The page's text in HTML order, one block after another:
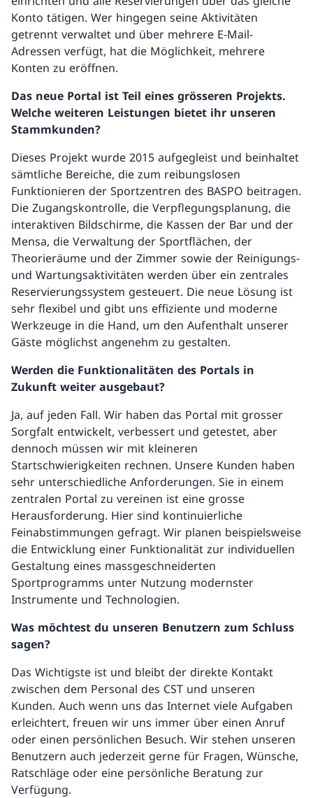
Konto tätigen. Wer hingegen seine Aktivitäten
getrennt verwaltet und über mehrere E-Mail-
Adressen verfügt, hat die Möglichkeit, mehrere
Konten zu eröffnen.
Das neue Portal ist Teil eines grösseren Projekts.
Welche weiteren Leistungen bietet ihr unseren
Stammkunden?
Dieses Projekt wurde 2015 aufgegleist und beinhaltet
sämtliche Bereiche, die zum reibungslosen
Funktionieren der Sportzentren des BASPO beitragen.
Die Zugangskontrolle, die Verpflegungsplanung, die
interaktiven Bildschirme, die Kassen der Bar und der
Mensa, die Verwaltung der Sportflächen, der
Theorieräume und der Zimmer sowie der Reinigungs-
und Wartungsaktivitäten werden über ein zentrales
Reservierungssystem gesteuert. Die neue Lösung ist
sehr flexibel und gibt uns effiziente und moderne
Werkzeuge in die Hand, um den Aufenthalt unserer
Gäste möglichst angenehm zu gestalten.
Werden die Funktionalitäten des Portals in
Zukunft weiter ausgebaut?
Ja, auf jeden Fall. Wir haben das Portal mit grosser
Sorgfalt entwickelt, verbessert und getestet, aber
dennoch müssen wir mit kleineren
Startschwierigkeiten rechnen. Unsere Kunden haben
sehr unterschiedliche Anforderungen. Sie in einem
zentralen Portal zu vereinen ist eine grosse
Herausforderung. Hier sind kontinuierliche
Feinabstimmungen gefragt. Wir planen beispielsweise
die Entwicklung einer Funktionalität zur individuellen
Gestaltung eines massgeschneiderten
Sportprogramms unter Nutzung modernster
Instrumente und Technologien.
Was möchtest du unseren Benutzern zum Schluss
sagen?
Das Wichtigste ist und bleibt der direkte Kontakt
zwischen dem Personal des CST und unseren
Kunden. Auch wenn uns das Internet viele Aufgaben
erleichtert, freuen wir uns immer über einen Anruf
oder einen persönlichen Besuch. Wir stehen unseren
Benutzern auch jederzeit gerne für Fragen, Wünsche,
Ratschläge oder eine persönliche Beratung zur
Verfügung.